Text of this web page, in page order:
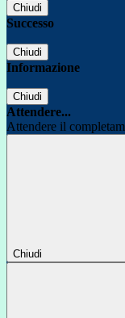
Chiudi
Successo
Chiudi
Informazione
Chiudi
Attendere...
Attendere il
Chiudi